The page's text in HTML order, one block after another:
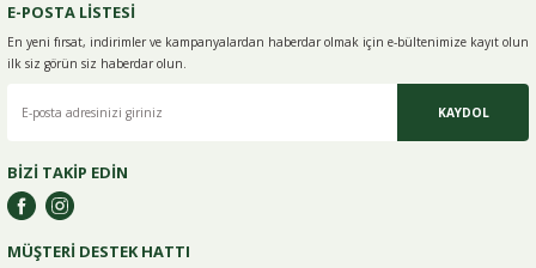
E-POSTA LİSTESİ
En yeni fırsat, indirimler ve kampanyalardan haberdar olmak için e-bültenimize kayıt olun
ilk siz görün siz haberdar olun.
KAYDOL
BİZİ TAKİP EDİN
MÜŞTERİ DESTEK HATTI